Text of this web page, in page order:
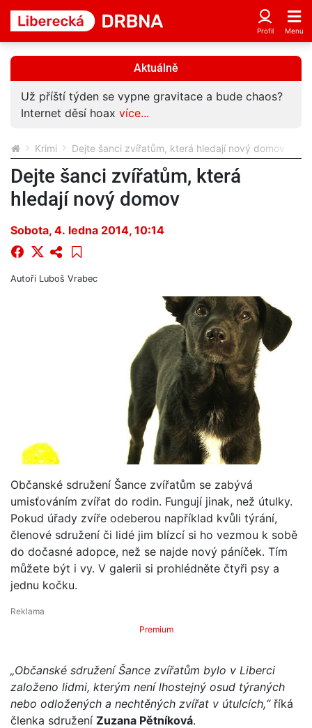
Aktuálně
Už příští týden se vypne gravitace a bude chaos?
Internet děsí hoax více...
Krimi Dejte šanci zvířatům, která hledají nový domov
Dejte šanci zvířatům, která
hledají nový domov
Sobota, 4. ledna 2014, 10:14
Autoři Luboš Vrabec
Občanské sdružení Šance zvířatům se zabývá
umisťováním zvířat do rodin. Fungují jinak, než útulky.
Pokud úřady zvíře odeberou například kvůli týrání,
členové sdružení či lidé jim blízcí si ho vezmou k sobě
do dočasné adopce, než se najde nový páníček. Tím
můžete být i vy. V galerii si prohlédněte čtyři psy a
jednu kočku.
Premium
„Občanské sdružení Šance zvířatům bylo v Liberci
založeno lidmi, kterým není lhostejný osud týraných
nebo odložených a nechtěných zvířat v útulcích,“říká
členka sdružení Zuzana Pětníková.